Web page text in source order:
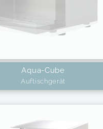
Aqua-Cube
Auftischgerät